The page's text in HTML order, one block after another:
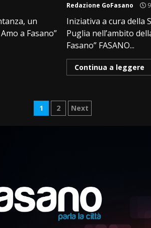
un
a Fasano”
Redazione GoFasano
Iniziativa a cura della
Puglia nell’ambito
Fasano” FASANO...
Continua a leggere
Paginazione
1 2 Next